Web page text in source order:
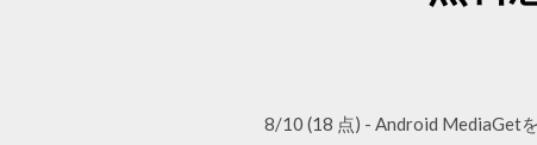
8/10 (18 点) - Android MediaGet